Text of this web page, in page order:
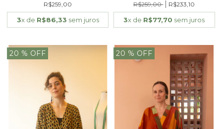
R$259,00
3x de R$86,33 sem juros
R$259,00
R$233,10
3x de R$77,70 sem juros
20 % OFF 20 % OFF